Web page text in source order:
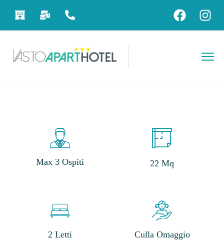
Max 3 Ospiti 22 Mq
2 Letti Culla Omaggio